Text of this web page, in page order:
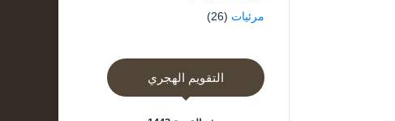
مرئيات (26)
التقويم الهجري